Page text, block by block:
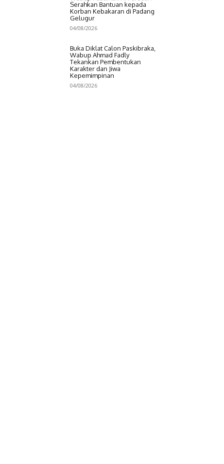
Serahkan Bantuan kepada
Korban Kebakaran di Padang
Gelugur
04/08/2026
Buka Diklat Calon Paskibraka,
Wabup Ahmad Fadly
Tekankan Pembentukan
Karakter dan Jiwa
Kepemimpinan
04/08/2026